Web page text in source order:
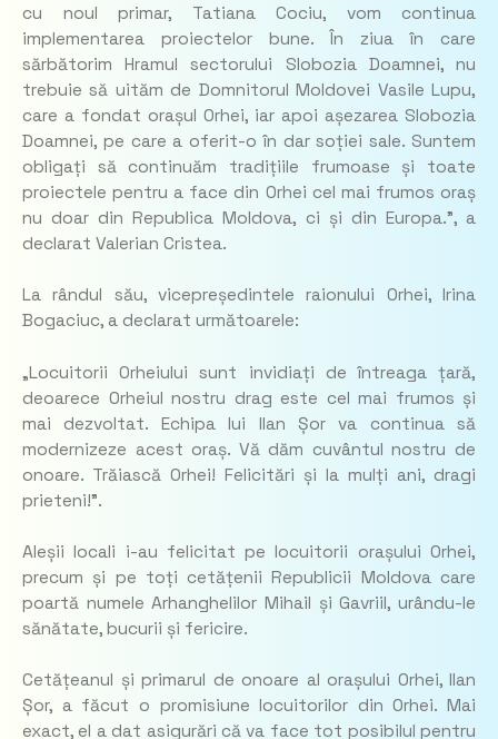
cu noul primar, Tatiana Cociu, vom continua
implementarea proiectelor bune. În ziua în care
sărbătorim Hramul sectorului Slobozia Doamnei, nu
trebuie să uităm de Domnitorul Moldovei Vasile Lupu,
care a fondat orașul Orhei, iar apoi așezarea Slobozia
Doamnei, pe care a oferit-o în dar soției sale. Suntem
obligați să continuăm tradițiile frumoase și toate
proiectele pentru a face din Orhei cel mai frumos oraș
nu doar din Republica Moldova, ci și din Europa.”, a
declarat Valerian Cristea.
La rândul său, vicepreședintele raionului Orhei, Irina
Bogaciuc, a declarat următoarele:
„Locuitorii Orheiului sunt invidiați de întreaga țară,
deoarece Orheiul nostru drag este cel mai frumos și
mai dezvoltat. Echipa lui Ilan Șor va continua să
modernizeze acest oraș. Vă dăm cuvântul nostru de
onoare. Trăiască Orhei! Felicitări și la mulți ani, dragi
prieteni!”.
Aleșii locali i-au felicitat pe locuitorii orașului Orhei,
precum și pe toți cetățenii Republicii Moldova care
poartă numele Arhanghelilor Mihail și Gavriil, urându-le
sănătate, bucurii și fericire.
Cetățeanul și primarul de onoare al orașului Orhei, Ilan
Șor, a făcut o promisiune locuitorilor din Orhei. Mai
exact, el a dat asigurări că va face tot posibilul pentru